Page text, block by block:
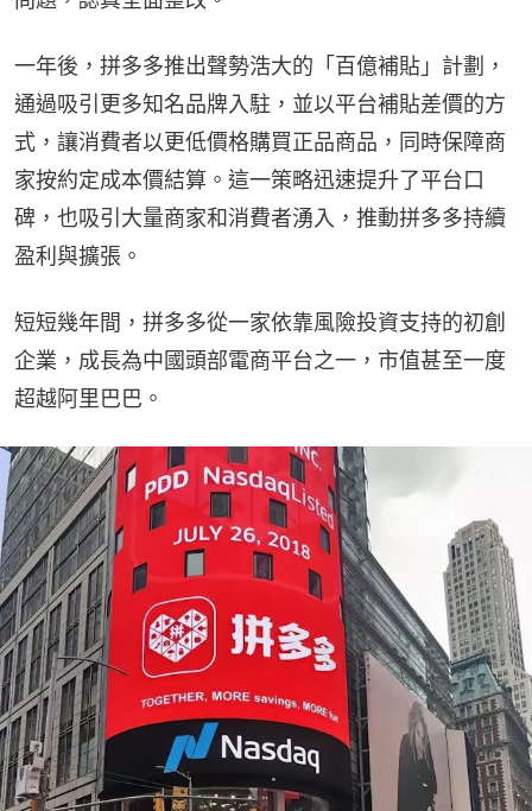
一年後，拼多多推出聲勢浩大的「百億補貼」計劃，
通過吸引更多知名品牌入駐，並以平台補貼差價的方
式，讓消費者以更低價格購買正品商品，同時保障商
家按約定成本價結算。這一策略迅速提升了平台口
碑，也吸引大量商家和消費者湧入，推動拼多多持續
盈利與擴張。
短短幾年間，拼多多從一家依靠風險投資支持的初創
企業，成長為中國頭部電商平台之一，市值甚至一度
超越阿里巴巴。